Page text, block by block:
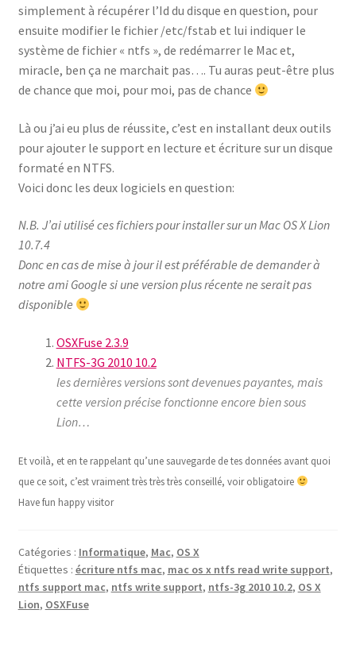
simplement à récupérer l’Id du disque en question, pour
ensuite modifier le fichier /etc/fstab et lui indiquer le
système de fichier « ntfs », de redémarrer le Mac et,
miracle, ben ça ne marchait pas…. Tu auras peut-être plus
de chance que moi, pour moi, pas de chance
Là ou j’ai eu plus de réussite, c’est en installant deux outils
pour ajouter le support en lecture et écriture sur un disque
formaté en NTFS.
Voici donc les deux logiciels en question:
N.B. J’ai utilisé ces fichiers pour installer sur un Mac OS X Lion
10.7.4
Donc en cas de mise à jour il est préférable de demander à
notre ami Google si une version plus récente ne serait pas
disponible
OSXFuse 2.3.9
NTFS-3G 2010 10.2
les dernières versions sont devenues payantes, mais
cette version précise fonctionne encore bien sous
Lion…
Et voilà, et en te rappelant qu’une sauvegarde de tes données avant quoi
que ce soit, c’est vraiment très très très conseillé, voir obligatoire
Have fun happy visitor
Catégories : Informatique, Mac, OS X
Étiquettes : écriture ntfs mac, mac os x ntfs read write support,
ntfs support mac, ntfs write support, ntfs-3g 2010 10.2, OS X
Lion, OSXFuse